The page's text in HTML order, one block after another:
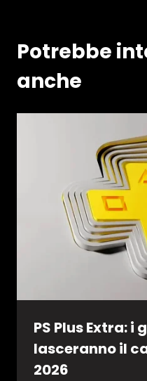
Potrebbe
anche
PS Plus Extra: i
lasceranno il
2026